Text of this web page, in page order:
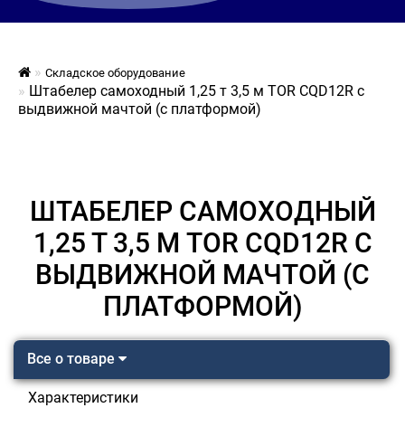
Складское оборудование
Штабелер самоходный 1,25 т 3,5 м TOR CQD12R с
выдвижной мачтой (с платформой)
ШТАБЕЛЕР САМОХОДНЫЙ
1,25 Т 3,5 М TOR CQD12R С
ВЫДВИЖНОЙ МАЧТОЙ (С
ПЛАТФОРМОЙ)
Все о товаре
Характеристики